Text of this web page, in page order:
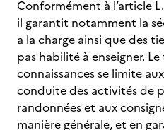
Conformément à l’article
il garantit notamment la
a la charge ainsi que des
pas habilité à enseigner.
connaissances se limite
conduite des activités de
randonnées et aux
manière générale, et en